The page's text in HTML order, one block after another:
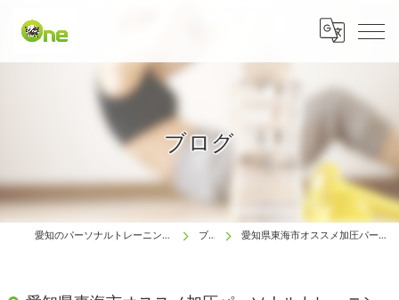
ブログ
愛知のパーソナルトレーニングは生涯動ける体研究所 One ブログ 愛知県東海市オススメ加圧パーソナルトレーニングジム One❣️